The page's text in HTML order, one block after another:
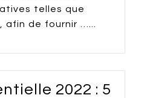
telles que
afin de fournir …...
2022 : 5